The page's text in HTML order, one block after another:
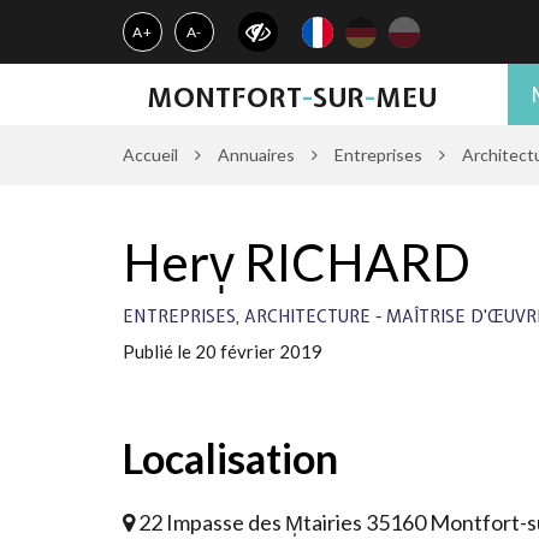
Gestion des traceurs
A+ A-
MONTFORT-SUR-MEU
Accueil Annuaires Entreprises
Herv̩ RICHARD
ENTREPRISES, ARCHITECTURE - MAÎTRISE
Publié le 20 février 2019
Localisation
22 Impasse des M̩tairies 35160 Montfort-